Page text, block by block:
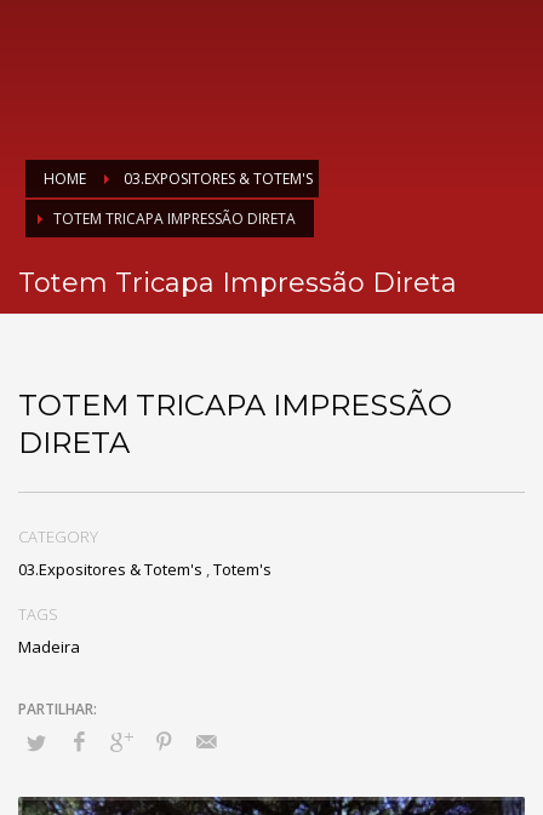
HOME
03.EXPOSITORES & TOTEM'S
TOTEM TRICAPA IMPRESSÃO DIRETA
Totem Tricapa Impressão Direta
TOTEM TRICAPA IMPRESSÃO
DIRETA
CATEGORY
03.Expositores & Totem's ,Totem's
TAGS
Madeira